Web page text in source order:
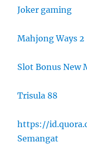
Joker gaming
Mahjong Ways 2
Slot Bonus New
Trisula 88
https://
Semangat